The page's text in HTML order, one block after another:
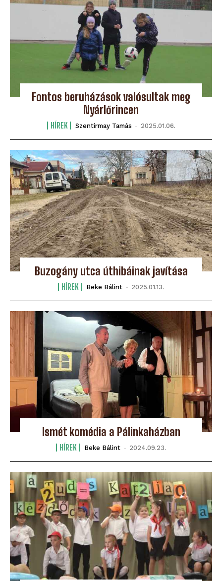
Fontos beruházások valósultak meg
Nyárlőrincen
HÍREK Szentirmay Tamás - 2025.01.06.
Buzogány utca úthibáinak javítása
HÍREK Beke Bálint - 2025.01.13.
Ismét komédia a Pálinkaházban
HÍREK Beke Bálint - 2024.09.23.